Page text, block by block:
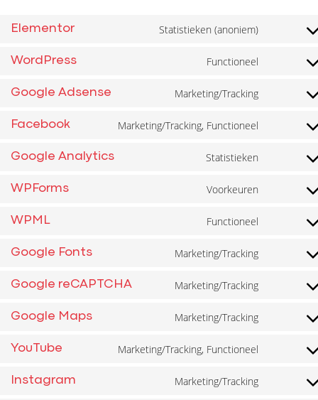
Elementor Statistieken (anoniem)
WordPress Functioneel
Google Adsense Marketing/Tracking
Facebook Marketing/Tracking, Functioneel
Google Analytics Statistieken
WPForms Voorkeuren
WPML Functioneel
Google Fonts Marketing/Tracking
Google reCAPTCHA Marketing/Tracking
Google Maps Marketing/Tracking
YouTube Marketing/Tracking, Functioneel
Instagram Marketing/Tracking